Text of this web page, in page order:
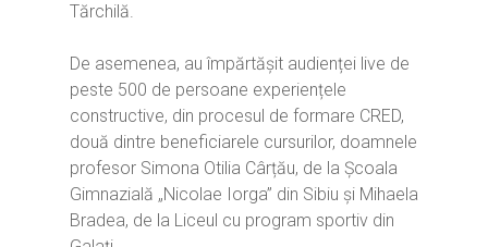
Tărchilă.
De asemenea, au împărtășit audienței live de
peste 500 de persoane experiențele
constructive, din procesul de formare CRED,
două dintre beneficiarele cursurilor, doamnele
profesor Simona Otilia Cârțău, de la Școala
Gimnazială „Nicolae Iorga” din Sibiu și Mihaela
Bradea, de la Liceul cu program sportiv din